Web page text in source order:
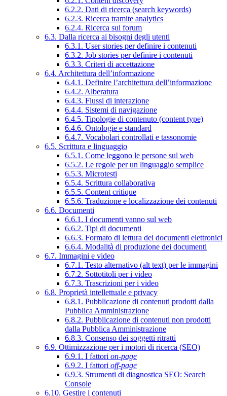
6.2.2. Dati di ricerca (search keywords)
6.2.3. Ricerca tramite analytics
6.2.4. Ricerca sui forum
6.3. Dalla ricerca ai bisogni degli utenti
6.3.1. User stories per definire i contenuti
6.3.2. Job stories per definire i contenuti
6.3.3. Criteri di accettazione
6.4. Architettura dell’informazione
6.4.1. Definire l’architettura dell’informazione
6.4.2. Alberatura
6.4.3. Flussi di interazione
6.4.4. Sistemi di navigazione
6.4.5. Tipologie di contenuto (content type)
6.4.6. Ontologie e standard
6.4.7. Vocabolari controllati e tassonomie
6.5. Scrittura e linguaggio
6.5.1. Come leggono le persone sul web
6.5.2. Le regole per un linguaggio semplice
6.5.3. Microtesti
6.5.4. Scrittura collaborativa
6.5.5. Content critique
6.5.6. Traduzione e localizzazione dei contenuti
6.6. Documenti
6.6.1. I documenti vanno sul web
6.6.2. Tipi di documenti
6.6.3. Formato di lettura dei documenti elettronici
6.6.4. Modalità di produzione dei documenti
6.7. Immagini e video
6.7.1. Testo alternativo (alt text) per le immagini
6.7.2. Sottotitoli per i video
6.7.3. Trascrizioni per i video
6.8. Proprietà intellettuale e privacy
6.8.1. Pubblicazione di contenuti prodotti dalla
Pubblica Amministrazione
6.8.2. Pubblicazione di contenuti non prodotti
dalla Pubblica Amministrazione
6.8.3. Consenso dei soggetti ritratti
6.9. Ottimizzazione per i motori di ricerca (SEO)
6.9.1. I fattori on-page
6.9.2. I fattori off-page
6.9.3. Strumenti di diagnostica SEO: Search
Console
6.10. Gestire i contenuti